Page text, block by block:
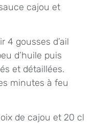
cajou et
4 gousses d’ail
d’huile puis
et détaillées.
minutes à feu
de cajou et 20 cl